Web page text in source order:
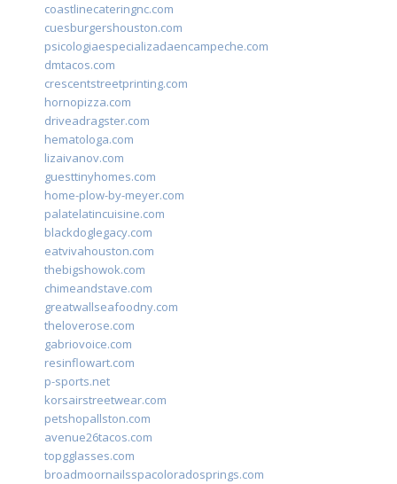
coastlinecateringnc.com
cuesburgershouston.com
psicologiaespecializadaencampeche.com
dmtacos.com
crescentstreetprinting.com
hornopizza.com
driveadragster.com
hematologa.com
lizaivanov.com
guesttinyhomes.com
home-plow-by-meyer.com
palatelatincuisine.com
blackdoglegacy.com
eatvivahouston.com
thebigshowok.com
chimeandstave.com
greatwallseafoodny.com
theloverose.com
gabriovoice.com
resinflowart.com
p-sports.net
korsairstreetwear.com
petshopallston.com
avenue26tacos.com
topgglasses.com
broadmoornailsspacoloradosprings.com